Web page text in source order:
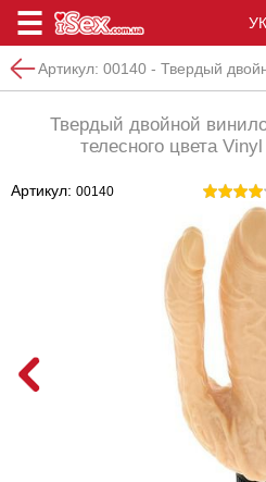
Артикул: 00140 - Твердый двойной виниловый
Твердый двойной
телесного цвета
Артикул: 00140